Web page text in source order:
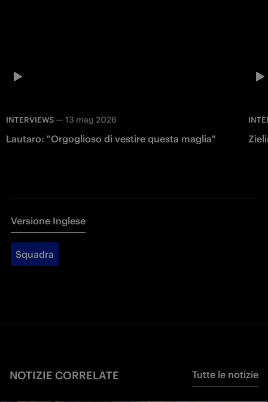
INTERVIEWS — 13 mag 2026
Lautaro: "Orgoglioso di vestire questa maglia"
Versione Inglese
Squadra
NOTIZIE CORRELATE Tutte le notizie